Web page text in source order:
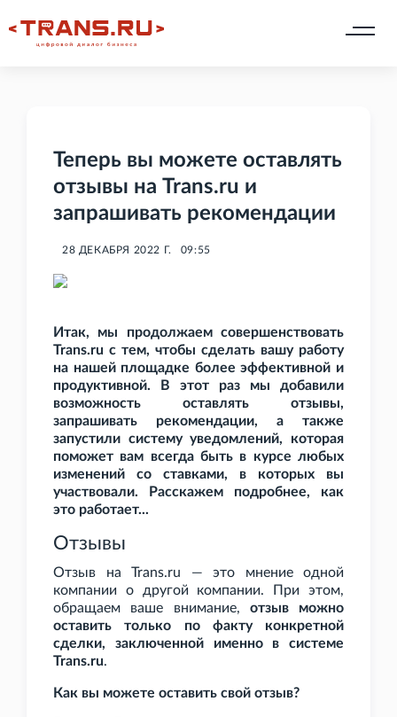
Теперь вы можете оставлять
отзывы на Trans.ru и
запрашивать рекомендации
28 ДЕКАБРЯ 2022 Г. 09:55
Итак, мы продолжаем совершенствовать
Trans.ru с тем, чтобы сделать вашу работу
на нашей площадке более эффективной и
продуктивной. В этот раз мы добавили
возможность оставлять отзывы,
запрашивать рекомендации, а также
запустили систему уведомлений, которая
поможет вам всегда быть в курсе любых
изменений со ставками, в которых вы
участвовали. Расскажем подробнее, как
это работает...
Отзывы
Отзыв на Trans.ru — это мнение одной
компании о другой компании. При этом,
обращаем ваше внимание, отзыв можно
оставить только по факту конкретной
сделки, заключенной именно в системе
Trans.ru.
Как вы можете оставить свой отзыв?